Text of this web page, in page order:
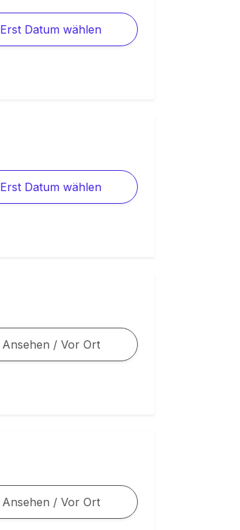
Erst Datum wählen
Erst Datum wählen
Ansehen / Vor Ort
Ansehen / Vor Ort